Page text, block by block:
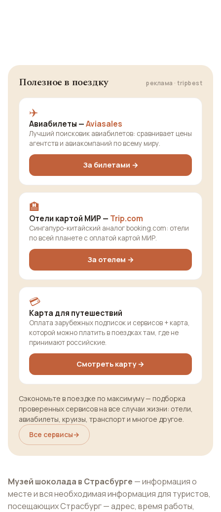
Полезное в поездку реклама · tripbest
✈️
Авиабилеты —Aviasales
Лучший поисковик авиабилетов: сравнивает цены
агентств и авиакомпаний по всему миру.
За билетами →
🏨
Отели картой МИР — Trip.com
Сингапуро-китайский аналог booking.com: отели
по всей планете с оплатой картой МИР.
За отелем →
💳
Карта для путешествий
Оплата зарубежных подписок и сервисов + карта,
которой можно платить в поездках там, где не
принимают российские.
Смотреть карту →
Сэкономьте в поездке по максимуму — подборка
проверенных сервисов на все случаи жизни: отели,
авиабилеты, круизы, транспорт и многое другое.
Все сервисы→
Музей шоколада в Страсбурге — информация о
месте и вся необходимая информация для туристов,
посещающих Страсбург — адрес, время работы,